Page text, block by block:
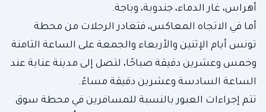
أهراس، غار الدماء، جندوبة، وباجة.
أما في الاتجاه المعاكس، فتغادر الرحلات من محطة
تونس أيام الإثنين والأربعاء والجمعة على الساعة الثامنة
وخمس وعشرين دقيقة صباحًا، لتصل إلى مدينة عنابة عند
الساعة السادسة وعشرين دقيقة مساءً.
تتم إجراءات العبور بالنسبة للمسافرين في محطة سوق